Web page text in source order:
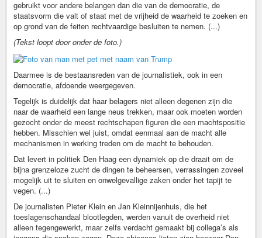
gebruikt voor andere belangen dan die van de democratie, de
staatsvorm die valt of staat met de vrijheid de waarheid te zoeken en
op grond van de feiten rechtvaardige besluiten te nemen. (...)
(Tekst loopt door onder de foto.)
Daarmee is de bestaansreden van de journalistiek, ook in een
democratie, afdoende weergegeven.
Tegelijk is duidelijk dat haar belagers niet alleen degenen zijn die
naar de waarheid een lange neus trekken, maar ook moeten worden
gezocht onder de meest rechtschapen figuren die een machtspositie
hebben. Misschien wel juist, omdat eenmaal aan de macht alle
mechanismen in werking treden om de macht te behouden.
Dat levert in politiek Den Haag een dynamiek op die draait om de
bijna grenzeloze zucht de dingen te beheersen, verrassingen zoveel
mogelijk uit te sluiten en onwelgevallige zaken onder het tapijt te
vegen. (...)
De journalisten Pieter Klein en Jan Kleinnijenhuis, die het
toeslagenschandaal blootlegden, werden vanuit de overheid niet
alleen tegengewerkt, maar zelfs verdacht gemaakt bij collega’s als